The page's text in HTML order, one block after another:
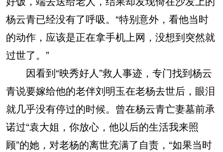
杨云青已经没有了呼吸。“特别意外，看他当时
的动作，应该是正在拿手机上网，没想到突然就
过世了。”
因看到“映秀好人”救人事迹，专门找到杨云
青说要嫁给他的老伴刘明玉在老杨去世后，眼泪
就几乎没有停过的时候。曾在杨云青亡妻墓前承
诺过“袁大姐，你放心，他以后的生活我来照
顾”的她，对老杨的离世充满了自责，“如果当时